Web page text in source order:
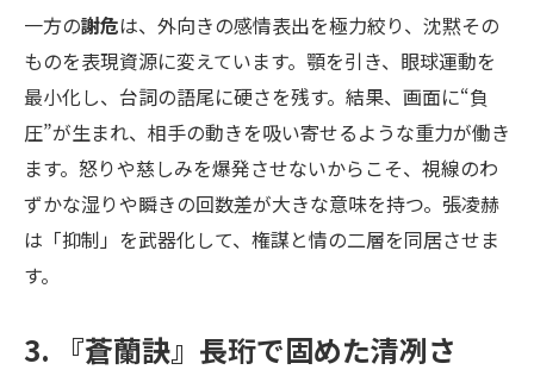
一方の謝危は、外向きの感情表出を極力絞り、沈黙その
ものを表現資源に変えています。顎を引き、眼球運動を
最小化し、台詞の語尾に硬さを残す。結果、画面に“負
圧”が生まれ、相手の動きを吸い寄せるような重力が働き
ます。怒りや慈しみを爆発させないからこそ、視線のわ
ずかな湿りや瞬きの回数差が大きな意味を持つ。張凌赫
は「抑制」を武器化して、権謀と情の二層を同居させま
す。
3. 『蒼蘭訣』長珩で固めた清冽さ